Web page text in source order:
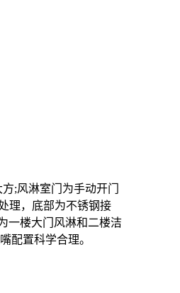
;风淋室门为手动开门
理，底部为不锈钢接
一楼大门风淋和二楼洁
配置科学合理。